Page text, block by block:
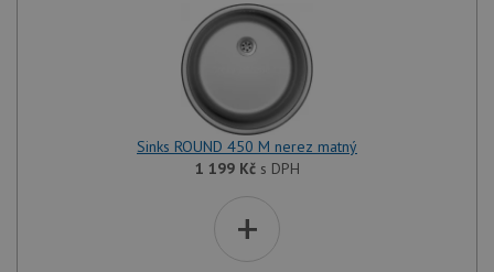
Sinks ROUND 450 M nerez matný
1 199 Kčs DPH
+